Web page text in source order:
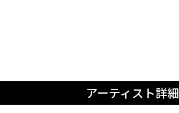
アーティスト詳細